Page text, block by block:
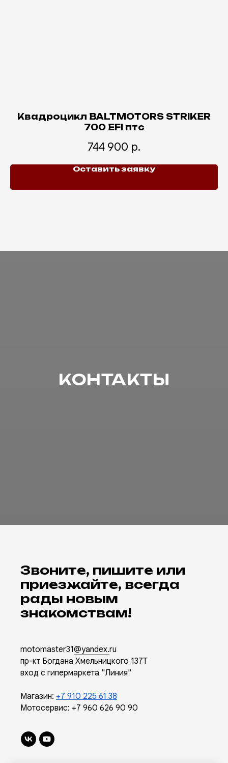
Квадроцикл BALTMOTORS STRIKER
700 EFI птс
744 900 р.
Оставить заявку
КОНТАКТЫ
Звоните, пишите или
приезжайте, всегда
рады новым
знакомствам!
motomaster31@yandex.ru
пр-кт Богдана Хмельницкого 137Т
вход с гипермаркета "Линия"
Магазин: +7 910 225 61 38
Мотосервис: +7 960 626 90 90